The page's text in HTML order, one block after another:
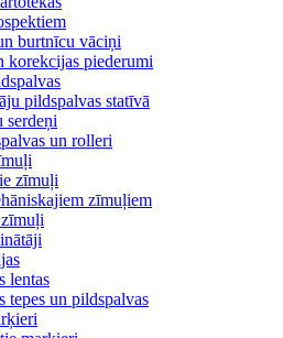
burtnīcu vāciņi
korekcijas piederumi
pildspalvas statīvā
serdeņi
un rolleri
zīmuļi
zīmuļiem
lentas
tepes un pildspalvas